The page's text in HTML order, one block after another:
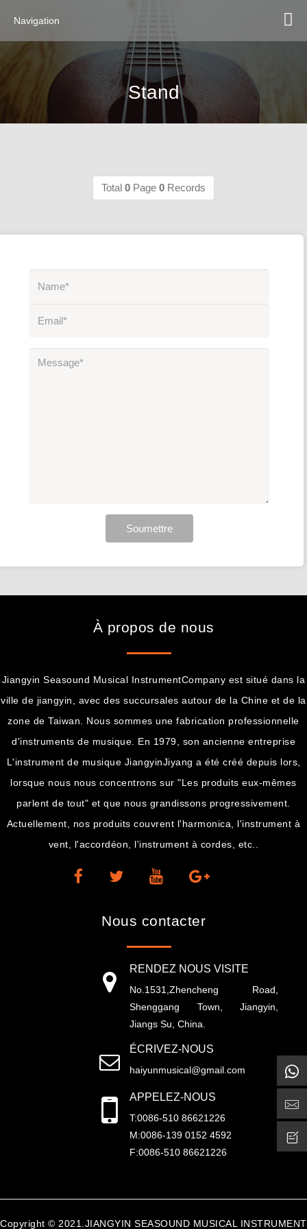
Navigation
Stand
Total 0 Page 0 Records
Soumettre
À propos de nous
Jiangyin Seasound Musical InstrumentCompany est situé dans la
ville de jiangyin, avec des succursales autour de la Chine et de la
zone de Taiwan. Nous sommes une fabrication professionnelle
d'instruments de musique. En 1979, son ancienne entreprise
L'instrument de musique JiangyinJiyang a été créé depuis lors,
lorsque nous nous concentrons sur "Les produits eux-mêmes
parlent de tout" et que nous grandissons progressivement.
Actuellement, nos produits couvrent l'harmonica, l'instrument à
vent, l'accordéon, l'instrument à cordes, etc..
Nous contacter
RENDEZ NOUS VISITE
No.1531,Zhencheng Road,
Shenggang Town, Jiangyin,
Jiangs Su, China.
ÉCRIVEZ-NOUS
haiyunmusical@gmail.com
APPELEZ-NOUS
T:0086-510 86621226
M:0086-139 0152 4592
F:0086-510 86621226
Copyright © 2021.JIANGYIN SEASOUND MUSICAL INSTRUMENT